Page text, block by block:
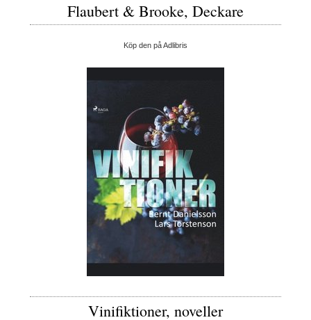
Flaubert & Brooke, Deckare
Köp den på Adlibris
Vinifiktioner, noveller